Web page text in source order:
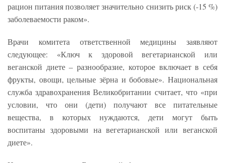
рацион питания позволяет значительно снизить риск (-15 %)
заболеваемости раком».
Врачи комитета ответственной медицины заявляют
следующее: «Ключ к здоровой вегетарианской или
веганской диете – разнообразие, которое включает в себя
фрукты, овощи, цельные зёрна и бобовые». Национальная
служба здравохранения Великобритании считает, что «при
условии, что они (дети) получают все питательные
вещества, в которых нуждаются, дети могут быть
воспитаны здоровыми на вегетарианской или веганской
диете».